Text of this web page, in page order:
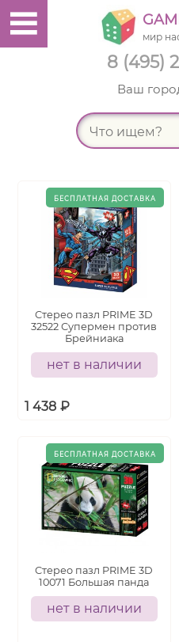
8 (495)
мир
Ваш
Стерео пазл PRIME 3D
32522 Супермен против
Брейниака
нет в наличии
1 438 ₽
Стерео пазл PRIME 3D
10071 Большая панда
нет в наличии